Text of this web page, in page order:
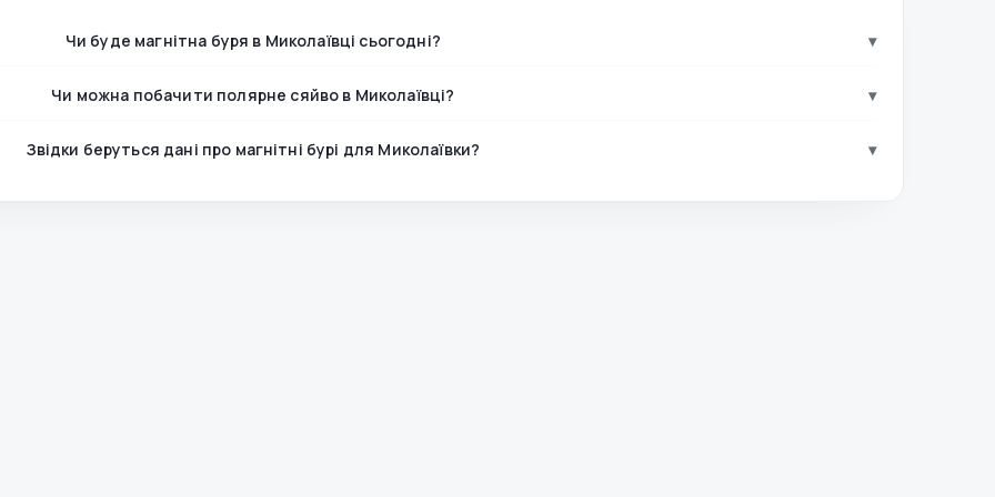
Чи буде магнітна буря в Миколаївці сьогодні? ▾
Чи можна побачити полярне сяйво в Миколаївці? ▾
Звідки беруться дані про магнітні бурі для Миколаївки? ▾